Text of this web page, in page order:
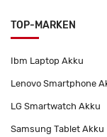
TOP-MARKEN
Ibm Laptop Akku
Lenovo Smartphone
LG Smartwatch Akku
Samsung Tablet Akku